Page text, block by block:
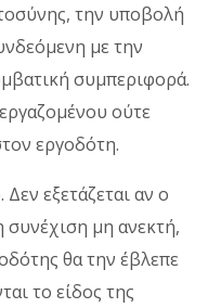
την υποβολή
με την
συμπεριφορά.
ούτε
εργοδότη.
Δεν εξετάζεται αν ο
μη ανεκτή,
θα την έβλεπε
το είδος της